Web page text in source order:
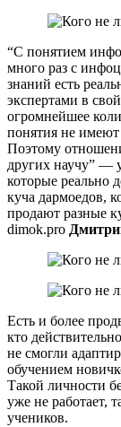
“С понятием
много раз с
знаний есть
экспертами в
огромнейшее
понятия не имеют
Поэтому
других научу” —
которые реально
куча дармоедов,
продают разные
dimok.pro
Есть и более
кто
не смогли
обучением
Такой личности
уже не работает,
учеников.